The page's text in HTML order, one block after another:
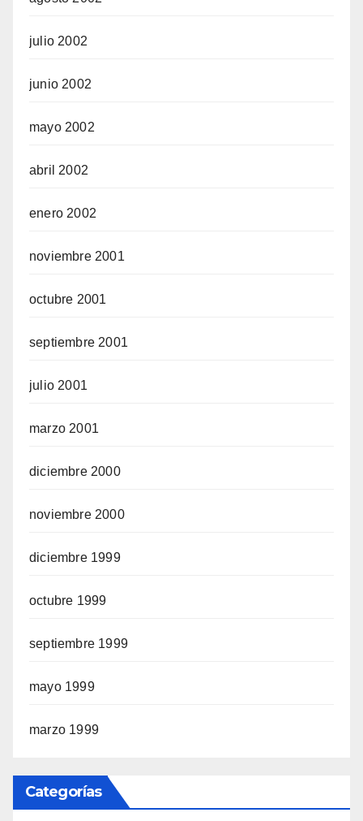
julio 2002
junio 2002
mayo 2002
abril 2002
enero 2002
noviembre 2001
octubre 2001
septiembre 2001
julio 2001
marzo 2001
diciembre 2000
noviembre 2000
diciembre 1999
octubre 1999
septiembre 1999
mayo 1999
marzo 1999
Categorías